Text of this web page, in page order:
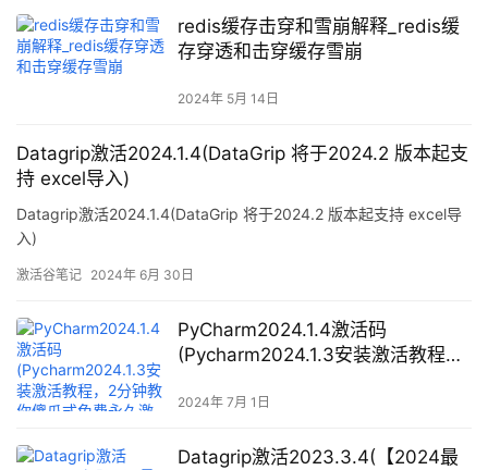
笔记012)
redis缓存击穿和雪崩解释_redis缓
存穿透和击穿缓存雪崩
2024年 5月 14日
Datagrip激活2024.1.4(DataGrip 将于2024.2 版本起支
持 excel导入)
Datagrip激活2024.1.4(DataGrip 将于2024.2 版本起支持 excel导
入)
激活谷笔记 2024年 6月 30日
PyCharm2024.1.4激活码
(Pycharm2024.1.3安装激活教程，
教程使用（附激活码+激活工具)
2024年 7月 1日
Datagrip激活2023.3.4(【2024最